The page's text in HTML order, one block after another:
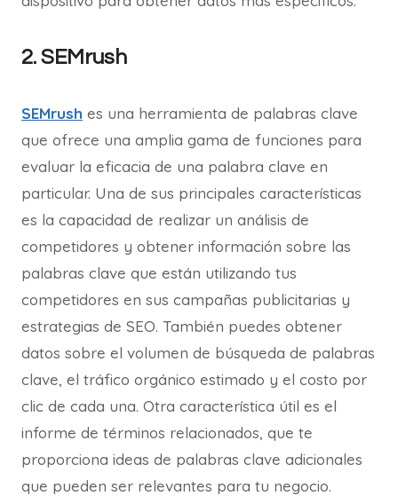
2. SEMrush
SEMrush es una herramienta de palabras clave
que ofrece una amplia gama de funciones para
evaluar la eficacia de una palabra clave en
particular. Una de sus principales características
es la capacidad de realizar un análisis de
competidores y obtener información sobre las
palabras clave que están utilizando tus
competidores en sus campañas publicitarias y
estrategias de SEO. También puedes obtener
datos sobre el volumen de búsqueda de palabras
clave, el tráfico orgánico estimado y el costo por
clic de cada una. Otra característica útil es el
informe de términos relacionados, que te
proporciona ideas de palabras clave adicionales
que pueden ser relevantes para tu negocio.